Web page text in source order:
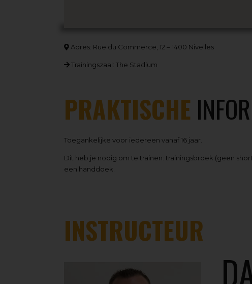
Adres: Rue du Commerce, 12 – 1400 Nivelles
Trainingszaal: The Stadium
PRAKTISCHE
Toegankelijke voor iedereen vanaf 16 jaar.
Dit heb je nodig om te trainen: trainingsbroek (geen
een handdoek.
INSTRUCTEUR